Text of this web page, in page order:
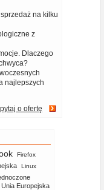
na kilku
z
Dlaczego
najlepszych
o ofertę
Firefox
Linux
Unia Europejska